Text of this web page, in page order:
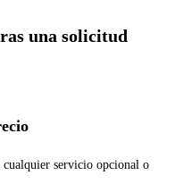
una solicitud
cualquier servicio opcional o